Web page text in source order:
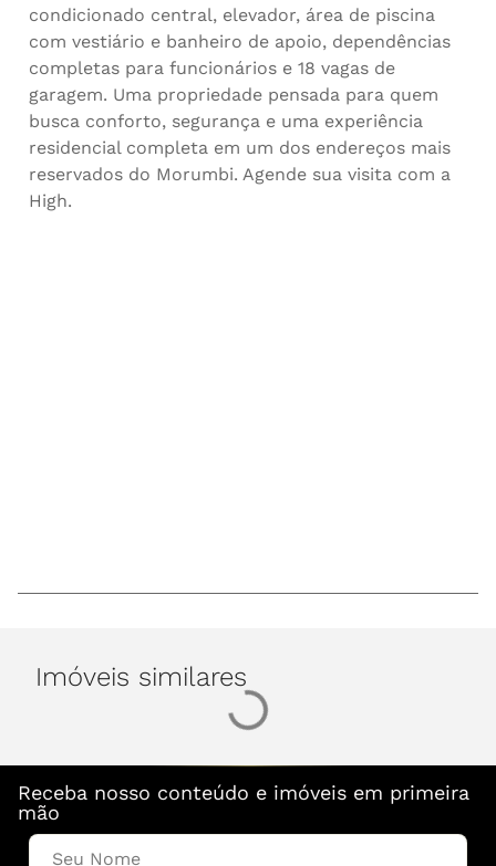
condicionado central, elevador, área de piscina
com vestiário e banheiro de apoio, dependências
completas para funcionários e 18 vagas de
garagem. Uma propriedade pensada para quem
busca conforto, segurança e uma experiência
residencial completa em um dos endereços mais
reservados do Morumbi. Agende sua visita com a
High.
Imóveis similares
Receba nosso conteúdo e imóveis em primeira
mão